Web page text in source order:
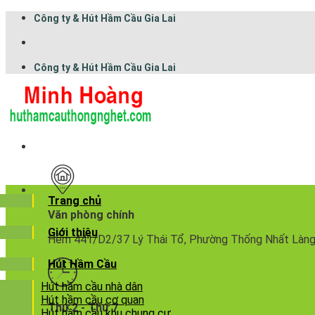
Công ty & Hút Hầm Cầu Gia Lai
Công ty & Hút Hầm Cầu Gia Lai
Văn phòng chính
Hẻm 441/D2/37 Lý Thái Tổ, Phường Thống Nhất Làng
Thứ 2 - Thứ 7
Trang chủ
Giới thiệu
Hút Hầm Cầu
Hút hầm cầu nhà dân
Hút hầm cầu cơ quan